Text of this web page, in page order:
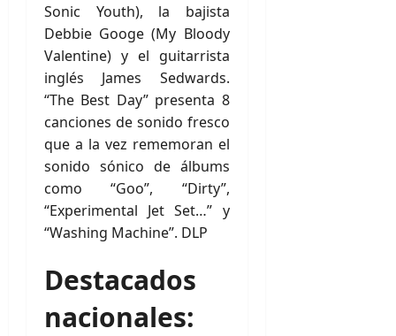
Sonic Youth), la bajista
Debbie Googe (My Bloody
Valentine) y el guitarrista
inglés James Sedwards.
“The Best Day” presenta 8
canciones de sonido fresco
que a la vez rememoran el
sonido sónico de álbums
como “Goo”, “Dirty”,
“Experimental Jet Set…” y
“Washing Machine”. DLP
Destacados
nacionales: